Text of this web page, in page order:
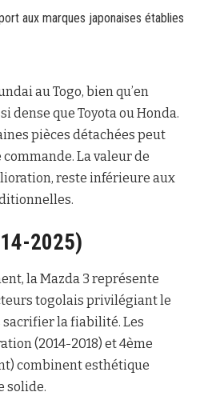
aux marques japonaises établies
au Togo, bien qu’en
dense que Toyota ou Honda.
pièces détachées peut
La valeur de
reste inférieure aux
2025)
la Mazda 3 représente
togolais privilégiant le
la fiabilité. Les
(2014-2018) et 4ème
combinent esthétique
solide.